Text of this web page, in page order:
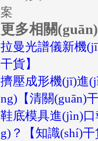
案
更多相關
拉曼光譜儀新機
干貨】
擠壓成形機(jī)進
ng)【清關(guān)
鞋底模具進(jìn)口
g)？【知識(shí)